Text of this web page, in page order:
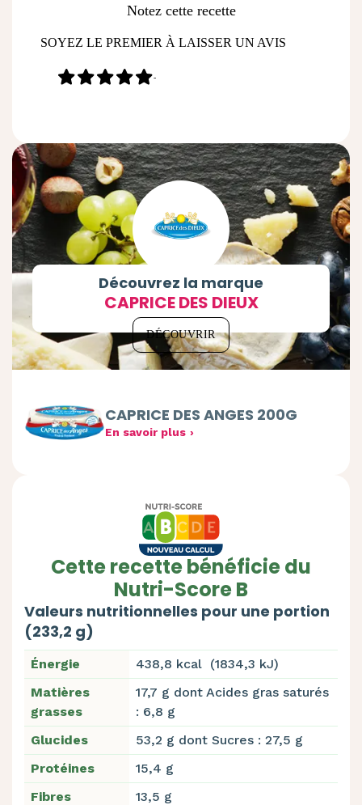
Notez cette recette
SOYEZ LE PREMIER À LAISSER UN AVIS
-
Découvrez la marque
CAPRICE DES DIEUX
DÉCOUVRIR
CAPRICE DES ANGES 200G
En savoir plus
Cette recette bénéficie du
Nutri-Score B
Valeurs nutritionnelles pour une portion
(233,2 g)
Énergie
438,8 kcal (1834,3 kJ)
Matières
grasses
17,7 g dont Acides gras saturés
: 6,8 g
Glucides
53,2 g dont Sucres : 27,5 g
Protéines
15,4 g
Fibres
13,5 g